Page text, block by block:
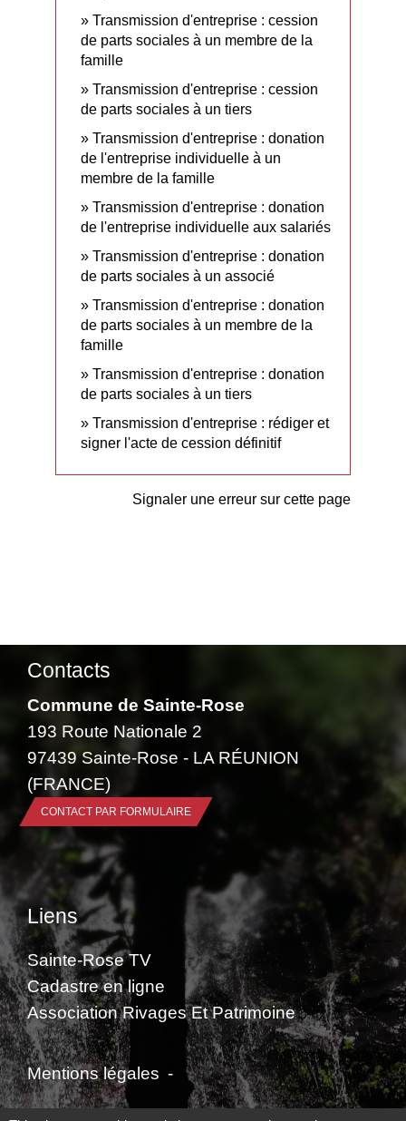
Transmission d'entreprise : cession
de parts sociales à un membre de la
famille
Transmission d'entreprise : cession
de parts sociales à un tiers
Transmission d'entreprise : donation
de l'entreprise individuelle à un
membre de la famille
Transmission d'entreprise : donation
de l'entreprise individuelle aux salariés
Transmission d'entreprise : donation
de parts sociales à un associé
Transmission d'entreprise : donation
de parts sociales à un membre de la
famille
Transmission d'entreprise : donation
de parts sociales à un tiers
Transmission d'entreprise : rédiger et
signer l'acte de cession définitif
Signaler une erreur sur cette page
Contacts
Commune de Sainte-Rose
193 Route Nationale 2
97439 Sainte-Rose - LA RÉUNION
(FRANCE)
CONTACT PAR FORMULAIRE
Liens
Sainte-Rose TV
Cadastre en ligne
Association Rivages Et Patrimoine
Mentions légales -
Politique de confidentialité - Accessibilité -